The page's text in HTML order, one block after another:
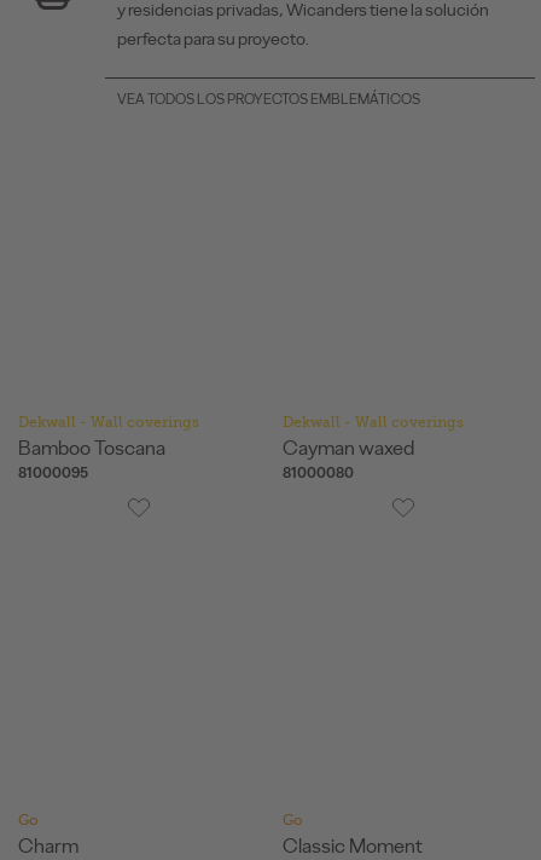
y residencias privadas, Wicanders tiene la solución
perfecta para su proyecto.
VEA TODOS LOS PROYECTOS EMBLEMÁTICOS
Dekwall - Wall coverings
Bamboo Toscana
81000095
Dekwall - Wall coverings
Cayman waxed
81000080
Go
Charm
Go
Classic Moment